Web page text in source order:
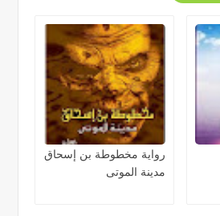
رواية مخطوطة بن إسحاق
مدينة الموتى